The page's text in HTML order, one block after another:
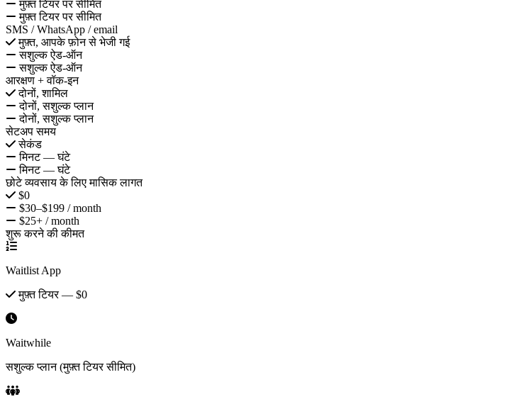
मुफ़्त टियर पर सीमित
मुफ़्त टियर पर सीमित
SMS / WhatsApp / email
मुफ़्त, आपके फ़ोन से भेजी गई
सशुल्क ऐड-ऑन
सशुल्क ऐड-ऑन
आरक्षण + वॉक-इन
दोनों, शामिल
दोनों, सशुल्क प्लान
दोनों, सशुल्क प्लान
सेटअप समय
सेकंड
मिनट — घंटे
मिनट — घंटे
छोटे व्यवसाय के लिए मासिक लागत
$0
$30–$199 / month
$25+ / month
शुरू करने की कीमत
Waitlist App
मुफ़्त टियर — $0
Waitwhile
सशुल्क प्लान (मुफ़्त टियर सीमित)